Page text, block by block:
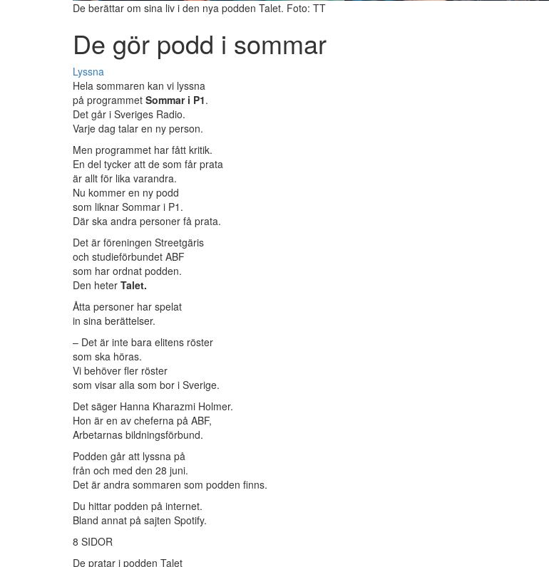
De berättar om sina liv i den nya podden Talet. Foto: TT
De gör podd i sommar
Lyssna
Hela sommaren kan vi lyssna
på programmet Sommar i P1.
Det går i Sveriges Radio.
Varje dag talar en ny person.
Men programmet har fått kritik.
En del tycker att de som får prata
är allt för lika varandra.
Nu kommer en ny podd
som liknar Sommar i P1.
Där ska andra personer få prata.
Det är föreningen Streetgäris
och studieförbundet ABF
som har ordnat podden.
Den heter Talet.
Åtta personer har spelat
in sina berättelser.
– Det är inte bara elitens röster
som ska höras.
Vi behöver fler röster
som visar alla som bor i Sverige.
Det säger Hanna Kharazmi Holmer.
Hon är en av cheferna på ABF,
Arbetarnas bildningsförbund.
Podden går att lyssna på
från och med den 28 juni.
Det är andra sommaren som podden finns.
Du hittar podden på internet.
Bland annat på sajten Spotify.
8 SIDOR
De pratar i podden Talet